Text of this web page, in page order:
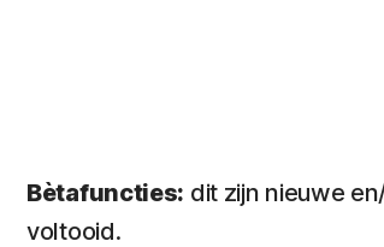
Bètafuncties: dit zijn nieuwe
voltooid.